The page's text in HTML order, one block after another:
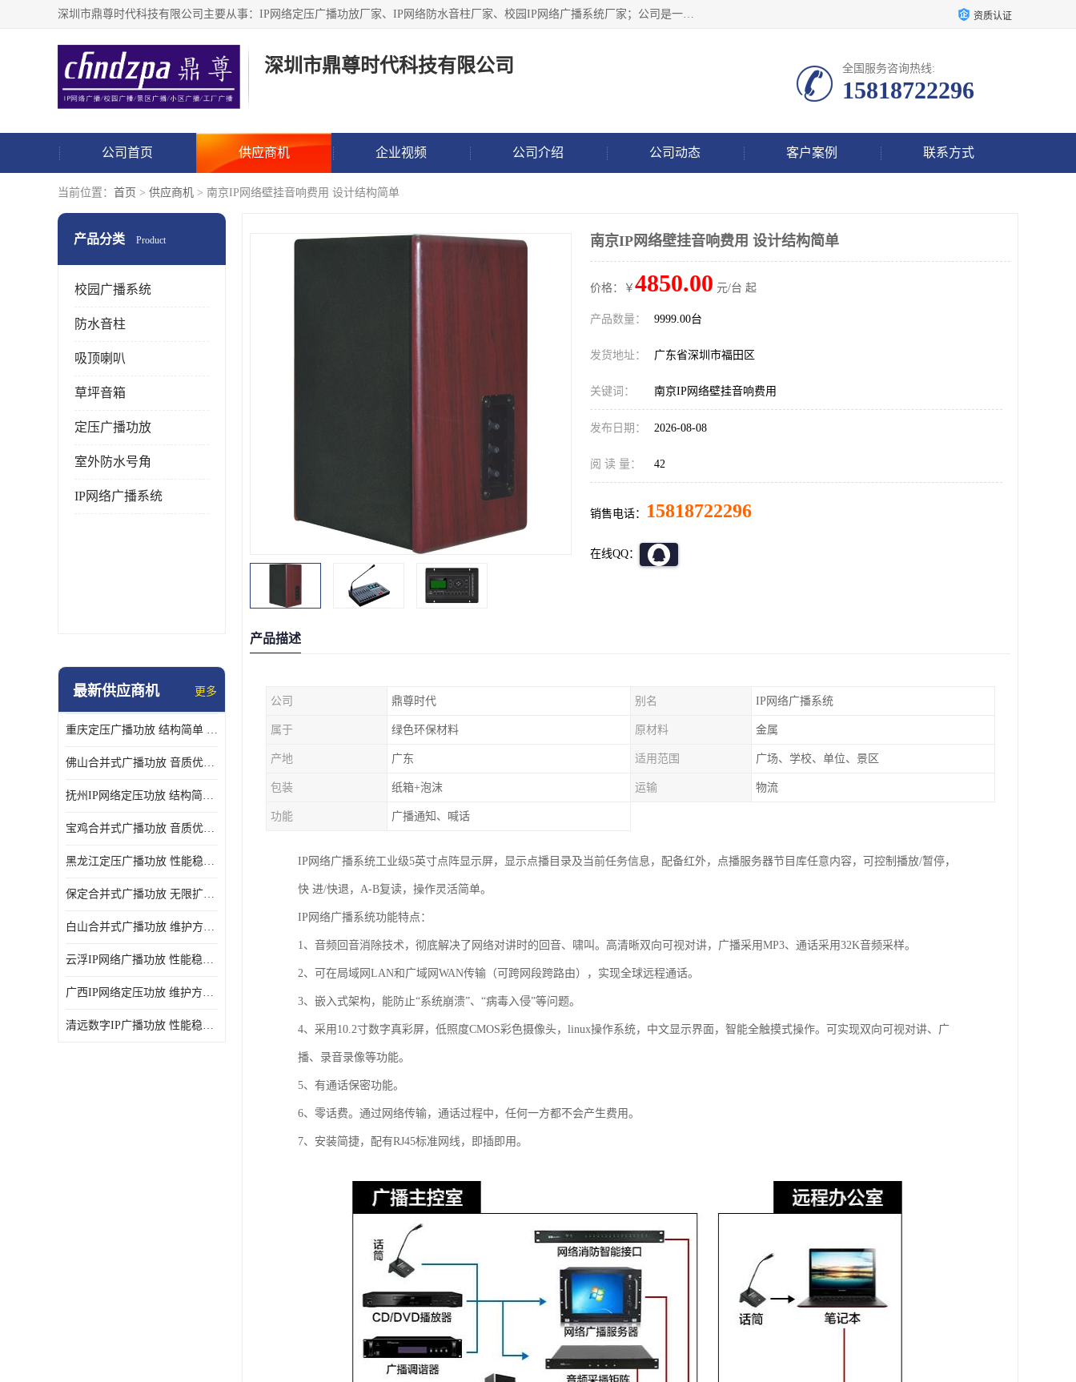
深圳市鼎尊时代科技有限公司主要从事：IP网络定压广播功放厂家、IP网络防水音柱厂家、校园IP网络广播系统厂家；公司是一家集研发、生产、销售公共广播器材于一体的现代电子科技企业。公司成立多年来，本着“自主研发技术、开拓稳定的产品”的宗旨，集多年的行业经验，引航广播行业的迅猛发展，使产品能够适应时代技术发展的需要。 资质认证
深圳市鼎尊时代科技有限公司 全国服务咨询热线:
15818722296
公司首页 供应商机 企业视频 公司介绍 公司动态 客户案例 联系方式
当前位置： 首页 > 供应商机 > 南京IP网络壁挂音响费用 设计结构简单
产品分类 Product
校园广播系统
防水音柱
吸顶喇叭
草坪音箱
定压广播功放
室外防水号角
IP网络广播系统
最新供应商机 更多
重庆定压广播功放 结构简单 传输距离远
佛山合并式广播功放 音质优美清晰 输出电压大 电流小
抚州IP网络定压功放 结构简单 多应用于公共场合
宝鸡合并式广播功放 音质优美清晰 维护方便
黑龙江定压广播功放 性能稳定 无限扩容
保定合并式广播功放 无限扩容 设计结构简单
白山合并式广播功放 维护方便 多应用于公共场合
云浮IP网络广播功放 性能稳定 设计结构简单
广西IP网络定压功放 维护方便 多应用于公共场合
清远数字IP广播功放 性能稳定 传输距离远
南京IP网络壁挂音响费用 设计结构简单
价格：￥ 4850.00 元/台 起
产品数量： 9999.00台
发货地址： 广东省深圳市福田区
关键词： 南京IP网络壁挂音响费用
发布日期： 2026-08-08
阅 读 量： 42
销售电话： 15818722296
在线QQ：
产品描述
公司 鼎尊时代 别名 IP网络广播系统
属于 绿色环保材料 原材料 金属
产地 广东 适用范围 广场、学校、单位、景区
包装 纸箱+泡沫 运输 物流
功能 广播通知、喊话
IP网络广播系统工业级5英寸点阵显示屏，显示点播目录及当前任务信息，配备红外，点播服务器节目库任意内容，可控制播放/暂停，
快 进/快退，A-B复读，操作灵活简单。
IP网络广播系统功能特点：
1、音频回音消除技术，彻底解决了网络对讲时的回音、啸叫。高清晰双向可视对讲，广播采用MP3、通话采用32K音频采样。
2、可在局域网LAN和广域网WAN传输（可跨网段跨路由），实现全球远程通话。
3、嵌入式架构，能防止“系统崩溃”、“病毒入侵”等问题。
4、采用10.2寸数字真彩屏，低照度CMOS彩色摄像头，linux操作系统，中文显示界面，智能全触摸式操作。可实现双向可视对讲、广
播、录音录像等功能。
5、有通话保密功能。
6、零话费。通过网络传输，通话过程中，任何一方都不会产生费用。
7、安装简捷，配有RJ45标准网线，即插即用。